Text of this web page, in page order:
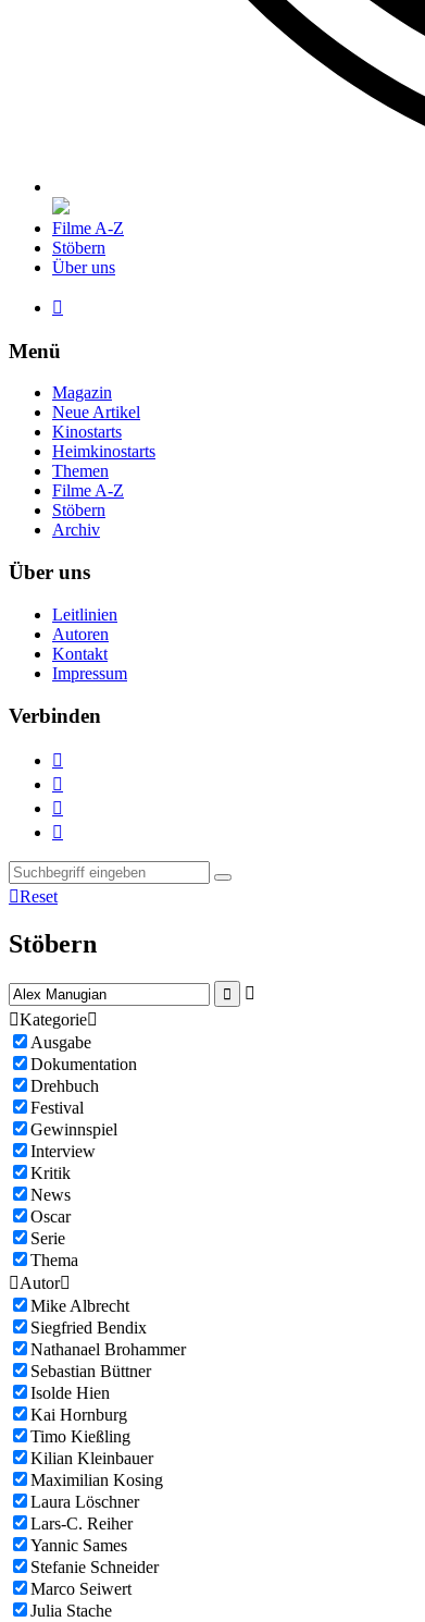
Filme A-Z
Stöbern
Über uns

Menü
Magazin
Neue Artikel
Kinostarts
Heimkinostarts
Themen
Filme A-Z
Stöbern
Archiv
Über uns
Leitlinien
Autoren
Kontakt
Impressum
Verbinden




Reset
Stöbern


Kategorie
Ausgabe
Dokumentation
Drehbuch
Festival
Gewinnspiel
Interview
Kritik
News
Oscar
Serie
Thema
Autor
Mike Albrecht
Siegfried Bendix
Nathanael Brohammer
Sebastian Büttner
Isolde Hien
Kai Hornburg
Timo Kießling
Kilian Kleinbauer
Maximilian Kosing
Laura Löschner
Lars-C. Reiher
Yannic Sames
Stefanie Schneider
Marco Seiwert
Julia Stache